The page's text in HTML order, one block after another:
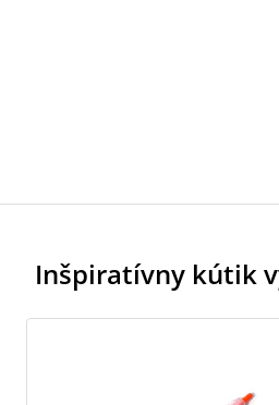
Inšpiratívny kútik